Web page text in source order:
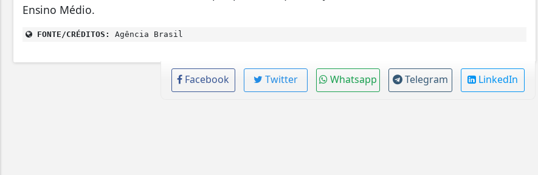
Ensino Médio.
FONTE/CRÉDITOS: Agência Brasil
Facebook Twitter Whatsapp Telegram LinkedIn